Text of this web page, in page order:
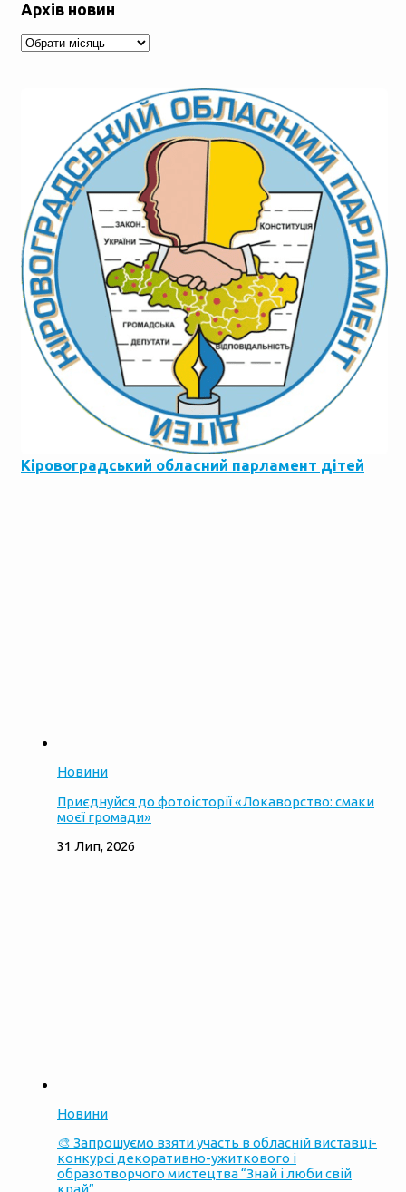
Архів новин
Архів
новин
Кіровоградський обласний парламент дітей
Новини
Приєднуйся до фотоісторії «Локаворство: смаки
моєї громади»
31 Лип, 2026
Новини
🎨 Запрошуємо взяти участь в обласній виставці-
конкурсі декоративно-ужиткового і
образотворчого мистецтва “Знай і люби свій
край”